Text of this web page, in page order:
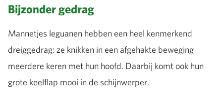
Bijzonder gedrag
Mannetjes leguanen hebben een heel kenmerkend
dreiggedrag: ze knikken in een afgehakte beweging
meerdere keren met hun hoofd. Daarbij komt ook hun
grote keelflap mooi in de schijnwerper.